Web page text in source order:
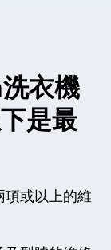
衣機
是最
項或以上的維